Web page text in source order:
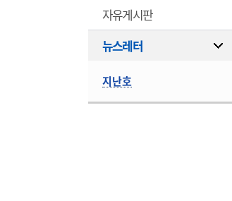
자유게시판
뉴스레터
지난호